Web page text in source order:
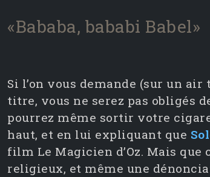
«Bababa, bababi Babel»
Si l’on vous demande (sur un
titre, vous ne serez pas obligés
pourrez même sortir votre
haut, et en lui expliquant que
film Le Magicien d’Oz. Mais que
religieux, et même une